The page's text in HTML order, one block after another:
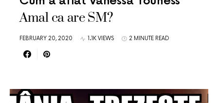
Amal ca are SM?
FEBRUARY 20, 2020 1.1K VIEWS 2 MINUTE READ